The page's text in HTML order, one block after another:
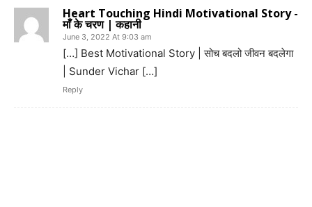
Heart Touching Hindi Motivational Story -
माँ के चरण | कहानी
June 3, 2022 At 9:03 am
[…] Best Motivational Story | सोच बदलो जीवन बदलेगा
| Sunder Vichar […]
Reply